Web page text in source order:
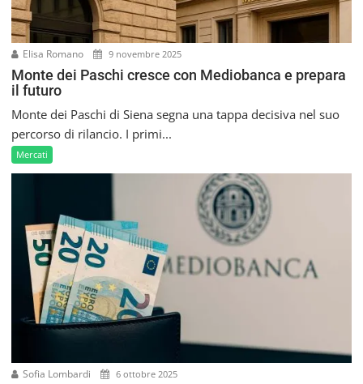
Elisa Romano 9 novembre 2025
Monte dei Paschi cresce con Mediobanca e prepara
il futuro
Monte dei Paschi di Siena segna una tappa decisiva nel suo
percorso di rilancio. I primi...
Mercati
Sofia Lombardi 6 ottobre 2025